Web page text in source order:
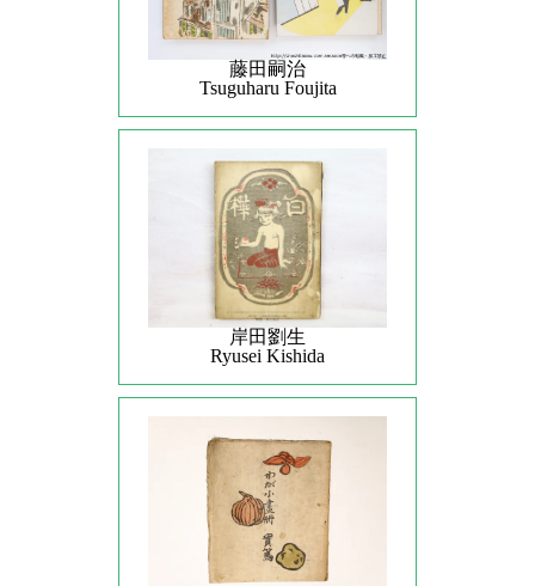
藤田嗣治
Tsuguharu Foujita
岸田劉生
Ryusei Kishida